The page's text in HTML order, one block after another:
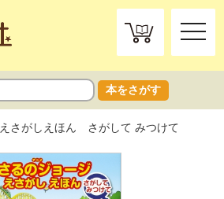
toggle
本をさがす
えさがしえほん さがして みつけて